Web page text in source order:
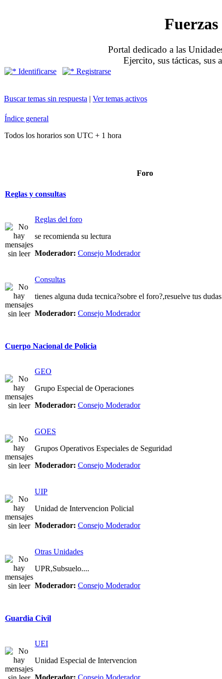
Portal dedicado a las
Ejercito, sus tácticas, sus
Identificarse Registrarse
Buscar temas sin respuesta | Ver temas activos
Índice general
Todos los horarios son UTC + 1 hora
Foro
Reglas y consultas
Reglas del foro
se recomienda su lectura
Moderador: Consejo Moderador
Consultas
tienes alguna duda tecnica?sobre el foro?,resuelve tus
Moderador: Consejo Moderador
Cuerpo Nacional de Policia
GEO
Grupo Especial de Operaciones
Moderador: Consejo Moderador
GOES
Grupos Operativos Especiales de Seguridad
Moderador: Consejo Moderador
UIP
Unidad de Intervencion Policial
Moderador: Consejo Moderador
Otras Unidades
UPR,Subsuelo....
Moderador: Consejo Moderador
Guardia Civil
UEI
Unidad Especial de Intervencion
Moderador: Consejo Moderador